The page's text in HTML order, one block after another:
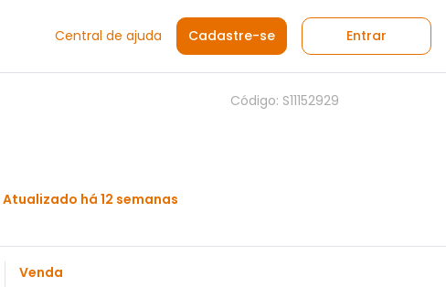
Central de ajuda Cadastre-se Entrar
Código: S11152929
Atualizado há 12 semanas
Venda